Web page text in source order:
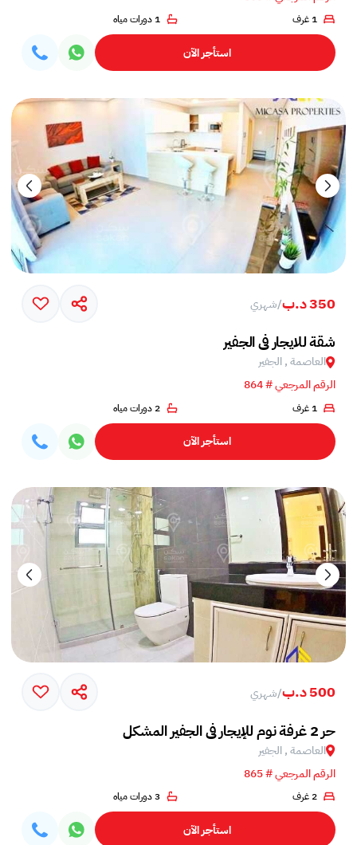
1 غرف 1 دورات مياه
استأجر الآن
350 د.ب /شهري
شقة للايجار في الجفير
العاصمة , الجفير
الرقم المرجعي # 864
1 غرف 2 دورات مياه
استأجر الآن
500 د.ب /شهري
حر 2 غرفة نوم للإيجار في الجفير المشكل
العاصمة , الجفير
الرقم المرجعي # 865
2 غرف 3 دورات مياه
استأجر الآن